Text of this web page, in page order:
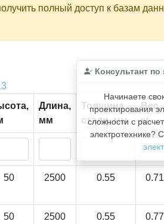
полный доступ к базам
Консультант
Начинаете
проектирования
сложности с
электротехнике?
Длина,
мм
Толщина
стали, мм
Вес,
кг
50 2500 0.55 0.71
50 2500 0.55 0.77